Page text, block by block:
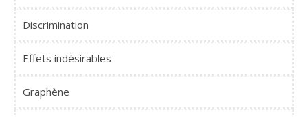
Discrimination
Effets indésirables
Graphène